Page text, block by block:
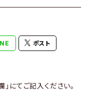
ポスト
にてご記入ください。